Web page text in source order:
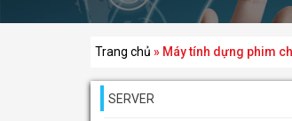
Trang chủ » Máy tính dựng phim
SERVER